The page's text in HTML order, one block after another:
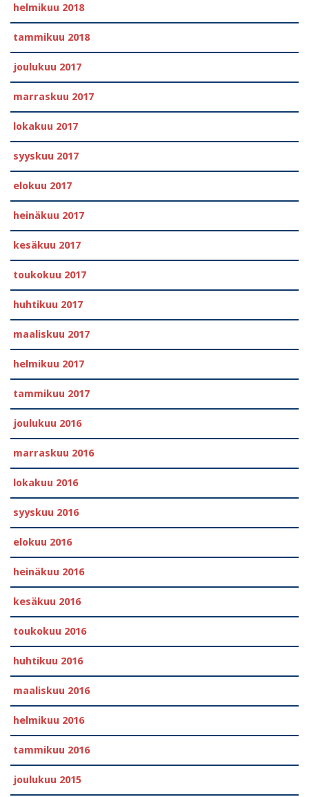
helmikuu 2018
tammikuu 2018
joulukuu 2017
marraskuu 2017
lokakuu 2017
syyskuu 2017
elokuu 2017
heinäkuu 2017
kesäkuu 2017
toukokuu 2017
huhtikuu 2017
maaliskuu 2017
helmikuu 2017
tammikuu 2017
joulukuu 2016
marraskuu 2016
lokakuu 2016
syyskuu 2016
elokuu 2016
heinäkuu 2016
kesäkuu 2016
toukokuu 2016
huhtikuu 2016
maaliskuu 2016
helmikuu 2016
tammikuu 2016
joulukuu 2015